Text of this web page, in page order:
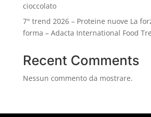
cioccolato
7° trend 2026 – Proteine nuove La
forma – Adacta International Food
Recent Comments
Nessun commento da mostrare.